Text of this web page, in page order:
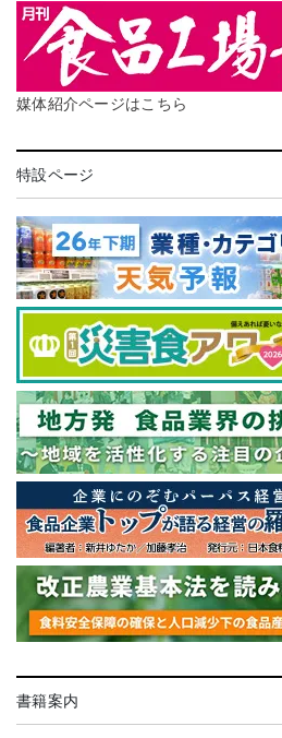
媒体紹介ページはこちら
特設ページ
書籍案内